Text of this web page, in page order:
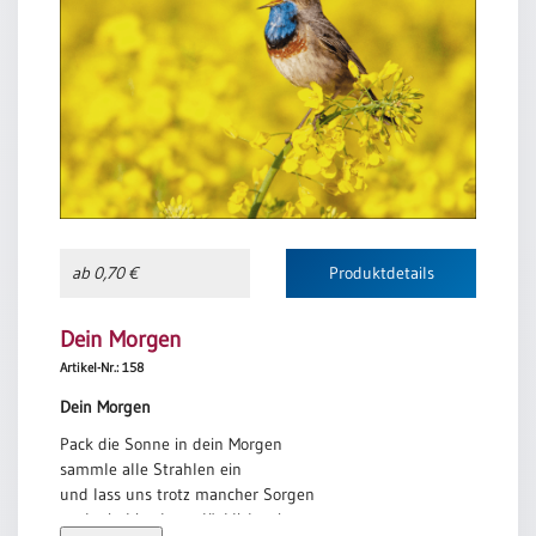
ab 0,70 € Produktdetails
Dein Morgen
Artikel-Nr.: 158
Dein Morgen
Pack die Sonne in dein Morgen
sammle alle Strahlen ein
und lass uns trotz mancher Sorgen
auch ein bisschen glücklich sein.